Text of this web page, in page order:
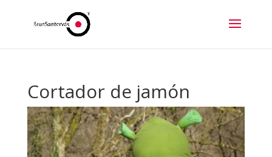
Cortador de jamón